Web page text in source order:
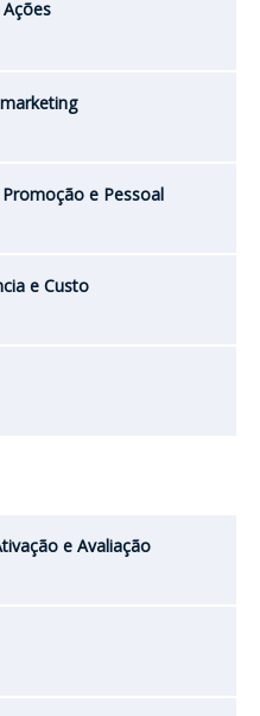
e Pessoal
e Custo
e Avaliação